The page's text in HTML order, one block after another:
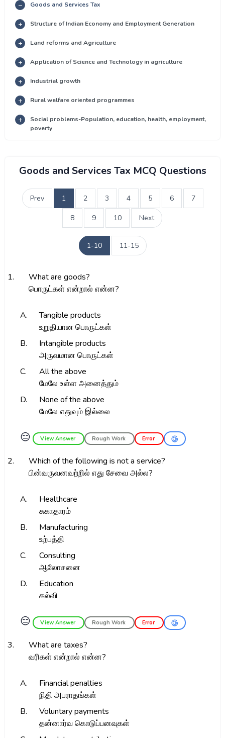
Goods and Services Tax
Structure of Indian Economy and Employment Generation
Land reforms and Agriculture
Application of Science and Technology in agriculture
Industrial growth
Rural welfare oriented programmes
Social problems-Population, education, health, employment,
poverty
Goods and Services Tax MCQ Questions
Prev 1 2 3 4 5 6 7
8 9 10 Next
1-10 11-15
1.
What are goods?
பொருட்கள் என்றால் என்ன?
A.
Tangible products
உறுதியான பொருட்கள்
B.
Intangible products
அருவமான பொருட்கள்
C.
All the above
மேலே உள்ள அனைத்தும்
D.
None of the above
மேலே எதுவும் இல்லை
😑 View Answer Rough Work Error
2.
Which of the following is not a service?
பின்வருவனவற்றில் எது சேவை அல்ல?
A.
Healthcare
சுகாதாரம்
B.
Manufacturing
உற்பத்தி
C.
Consulting
ஆலோசனை
D.
Education
கல்வி
😑 View Answer Rough Work Error
3.
What are taxes?
வரிகள் என்றால் என்ன?
A.
Financial penalties
நிதி அபராதங்கள்
B.
Voluntary payments
தன்னார்வ கொடுப்பனவுகள்